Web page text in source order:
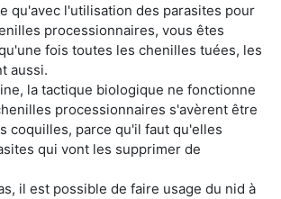
qu'avec l'utilisation des parasites pour
processionnaires, vous êtes
fois toutes les chenilles tuées, les
aussi.
la tactique biologique ne fonctionne
processionnaires s'avèrent être
coquilles, parce qu'il faut qu'elles
qui vont les supprimer de
il est possible de faire usage du nid à